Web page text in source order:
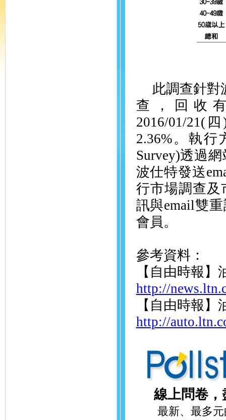
此調查針對
查，回收
2016/01/21(四
2.36%。執行
Survey)透過
波仕特發送
行市場調查及
訊與email雙
會員。
參考資料：
【自由時報
http://
【自由時報
http://
線上問卷，
最新、最多元